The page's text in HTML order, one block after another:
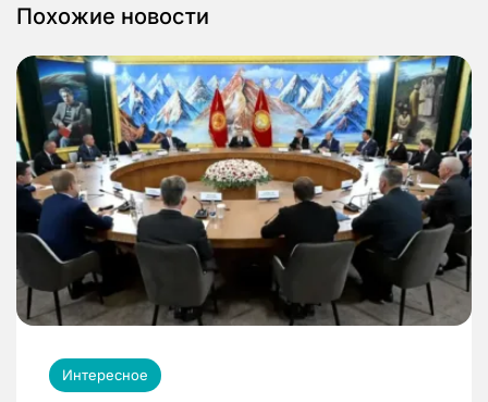
Похожие новости
Интересное